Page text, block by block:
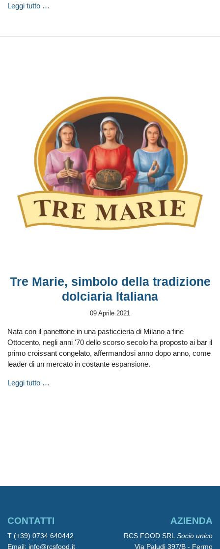
Leggi tutto …
Tre Marie, simbolo della tradizione
dolciaria Italiana
09 Aprile 2021
Nata con il panettone in una pasticcieria di Milano a fine
Ottocento, negli anni '70 dello scorso secolo ha proposto ai bar il
primo croissant congelato, affermandosi anno dopo anno, come
leader di un mercato in costante espansione.
Leggi tutto …
CONTATTI
T (+39) 0734 640442
Email: info@rcsfood.it
AZIENDA
RCS FOOD SRL Socio unico
Via Paludi 397/B - Fermo